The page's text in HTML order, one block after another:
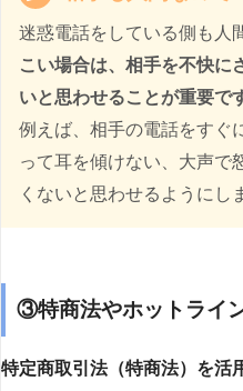
迷惑電話をしている側も人
こい場合は、相手を不快に
いと思わせることが重要で
例えば、相手の電話をすぐ
って耳を傾けない、大声で
くないと思わせるようにし
③特商法やホットライ
特定商取引法（特商法）を活